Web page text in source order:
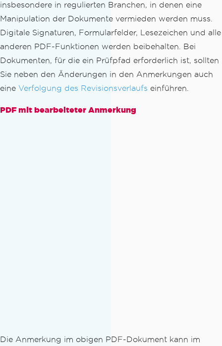
insbesondere in regulierten Branchen, in denen eine
Manipulation der Dokumente vermieden werden muss.
Digitale Signaturen, Formularfelder, Lesezeichen und alle
anderen PDF-Funktionen werden beibehalten. Bei
Dokumenten, für die ein Prüfpfad erforderlich ist, sollten
Sie neben den Änderungen in den Anmerkungen auch
eine Verfolgung des Revisionsverlaufs einführen.
PDF mit bearbeiteter Anmerkung
Die Anmerkung im obigen PDF-Dokument kann im